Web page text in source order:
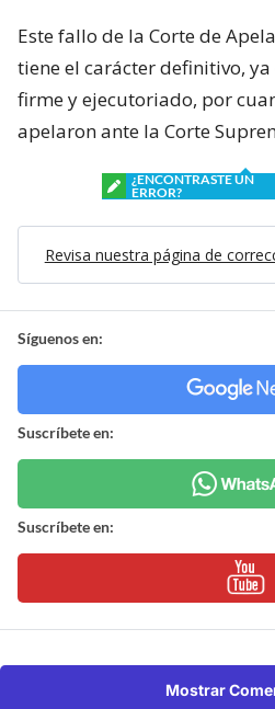
Este fallo de la Corte de
tiene el carácter definitivo,
firme y ejecutoriado, por
apelaron ante la Corte
¿ENCONTRASTE UN
ERROR?
Revisa nuestra página de
Síguenos en:
Suscríbete en:
Suscríbete en:
Mostrar